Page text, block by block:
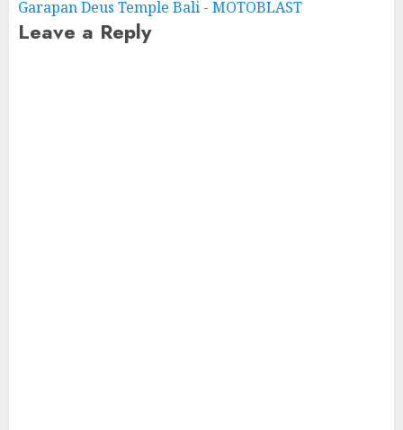
Garapan Deus Temple Bali - MOTOBLAST
Leave a Reply